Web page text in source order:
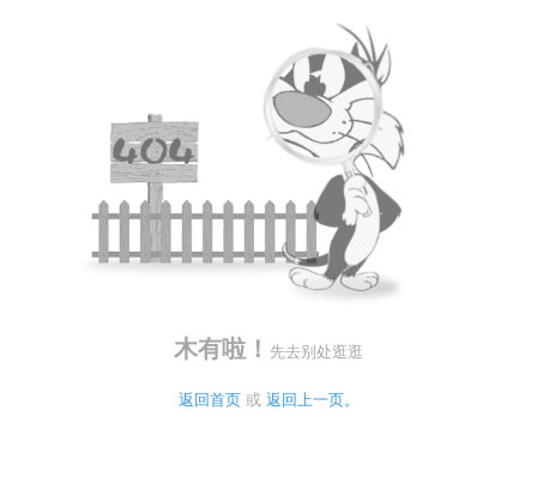
木有啦！ 先去别处逛逛
返回首页 或 返回上一页。